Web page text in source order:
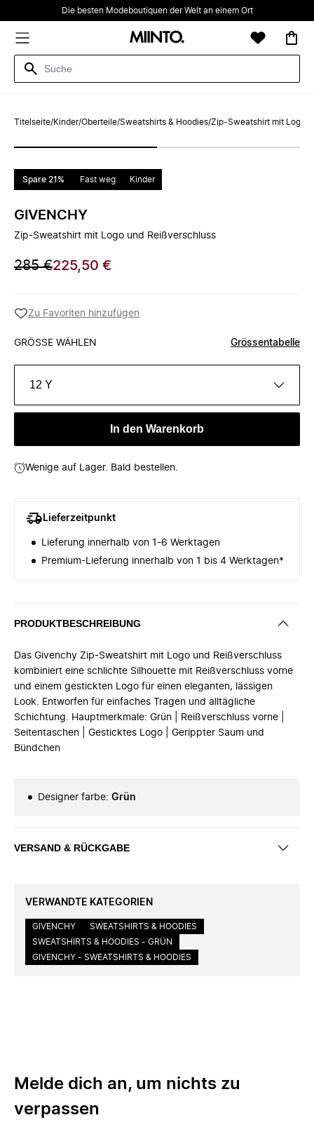
Die besten Modeboutiquen der Welt an einem Ort
Titelseite/Kinder/Oberteile/Sweatshirts & Hoodies/Zip-Sweatshirt mit Logo
Spare 21% Fast weg Kinder
GIVENCHY
Zip-Sweatshirt mit Logo und Reißverschluss
285 €225,50 €
Zu Favoriten hinzufügen
GRÖSSE WÄHLEN Grössentabelle
12 Y
In den Warenkorb
Wenige auf Lager. Bald bestellen.
Lieferzeitpunkt
Lieferung innerhalb von 1-6 Werktagen
Premium-Lieferung innerhalb von 1 bis 4 Werktagen*
PRODUKTBESCHREIBUNG
Das Givenchy Zip-Sweatshirt mit Logo und Reißverschluss
kombiniert eine schlichte Silhouette mit Reißverschluss vorne
und einem gestickten Logo für einen eleganten, lässigen
Look. Entworfen für einfaches Tragen und alltägliche
Schichtung. Hauptmerkmale: Grün | Reißverschluss vorne |
Seitentaschen | Gesticktes Logo | Gerippter Saum und
Bündchen
Designer farbe: Grün
VERSAND & RÜCKGABE
VERWANDTE KATEGORIEN
GIVENCHY
SWEATSHIRTS & HOODIES
SWEATSHIRTS & HOODIES - GRÜN
GIVENCHY - SWEATSHIRTS & HOODIES
Melde dich an, um nichts zu
verpassen